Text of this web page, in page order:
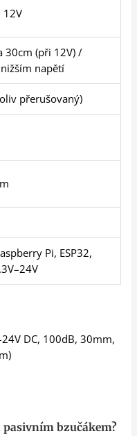
12V
30cm (při 12V) /
napětí
přerušovaný)
Pi, ESP32,
DC, 100dB, 30mm,
bzučákem?